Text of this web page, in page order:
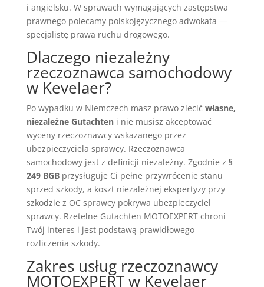
i angielsku. W sprawach wymagających zastępstwa
prawnego polecamy polskojęzycznego adwokata —
specjalistę prawa ruchu drogowego.
Dlaczego niezależny
rzeczoznawca samochodowy
w Kevelaer?
Po wypadku w Niemczech masz prawo zlecić własne,
niezależne Gutachteni nie musisz akceptować
wyceny rzeczoznawcy wskazanego przez
ubezpieczyciela sprawcy. Rzeczoznawca
samochodowy jest z definicji niezależny. Zgodnie z §
249 BGBprzysługuje Ci pełne przywrócenie stanu
sprzed szkody, a koszt niezależnej ekspertyzy przy
szkodzie z OC sprawcy pokrywa ubezpieczyciel
sprawcy. Rzetelne Gutachten MOTOEXPERT chroni
Twój interes i jest podstawą prawidłowego
rozliczenia szkody.
Zakres usług rzeczoznawcy
MOTOEXPERT w Kevelaer